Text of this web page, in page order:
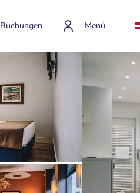
Buchungen Menü